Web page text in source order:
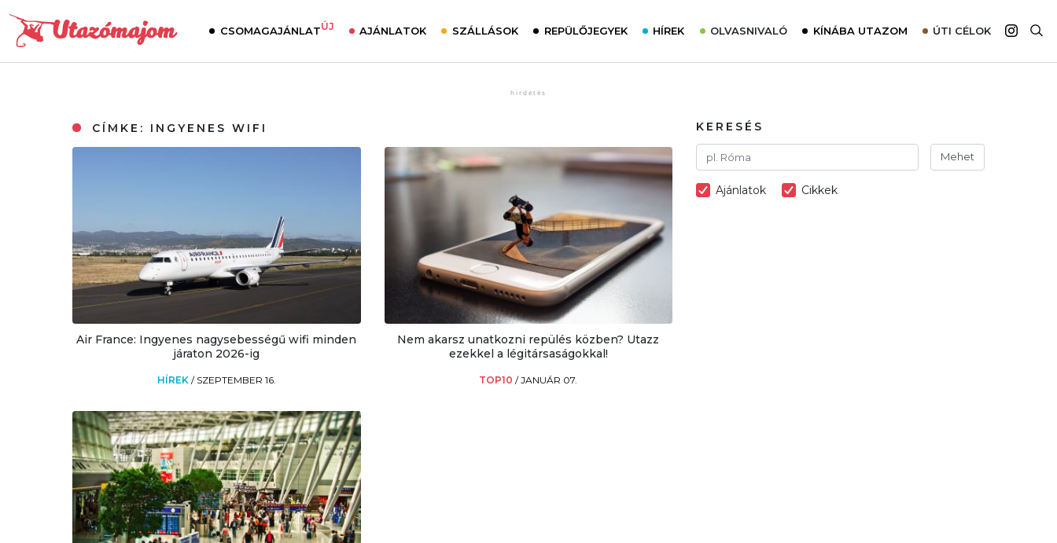
CSOMAGAJÁNLATÚJ AJÁNLATOK SZÁLLÁSOK REPÜLŐJEGYEK HÍREK OLVASNIVALÓ
Interjú
Élménybeszámolók
KÍNÁBA UTAZOM ÚTI CÉLOK
Ausztrália
CÍMKE: INGYENES WIFI
Air France: Ingyenes nagysebességű wifi minden
járaton 2026-ig
HÍREK / SZEPTEMBER 16.
Nem akarsz unatkozni repülés közben? Utazz
ezekkel a légitársaságokkal!
TOP10/JANUÁR 07.
KERESÉS
Mehet
Ajánlatok Cikkek